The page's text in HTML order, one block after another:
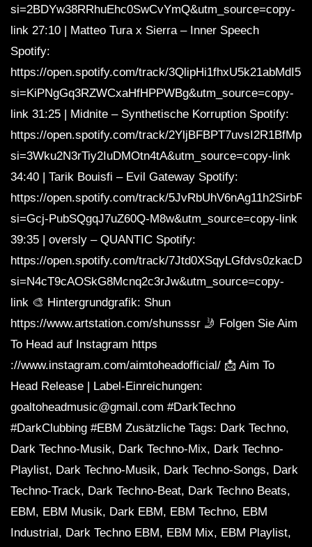
si=2BDYw38RRhuEhc0SwCvYmQ&utm_source=copy-
link 27:10 | Matteo Tura x Sierra – Inner Speech
Spotify:
https://open.spotify.com/track/3QlipHi1fhxU5k21abMdI5?
si=KiPNgGq3RZWCxaHfHPPWBg&utm_source=copy-
link 31:25 | Midnite – Synthetische Korruption Spotify:
https://open.spotify.com/track/
si=3Wku2N3rTiy2IuDMOtn4tA&utm_source=copy-link
34:40 | Tarik Bouisfi – Evil Gateway Spotify:
https://open.spotify.com/track/
si=Gcj-PubSQgqJ7uZ60Q-M8w&utm_source=copy-link
39:35 | oversly – QUANTIC Spotify:
https://open.spotify.com/track/
si=N4cT9cAOSkG8Mcnq2c3rJw&utm_source=copy-
link 🎨 Hintergrundgrafik: Shun
https://www.artstation.com/shunsssr 🤳 Folgen Sie Aim
To Head auf Instagram https
://www.instagram.com/aimtoheadofficial/ 📩 Aim To
Head Release | Label-Einreichungen:
goaltoheadmusic@gmail.com #DarkTechno
#DarkClubbing #EBM Zusätzliche Tags: Dark Techno,
Dark Techno-Musik, Dark Techno-Mix, Dark Techno-
Playlist, Dark Techno-Musik, Dark Techno-Songs, Dark
Techno-Track, Dark Techno-Beat, Dark Techno Beats,
EBM, EBM Musik, Dark EBM, EBM Techno, EBM
Industrial, Dark Techno EBM, EBM Mix, EBM Playlist,